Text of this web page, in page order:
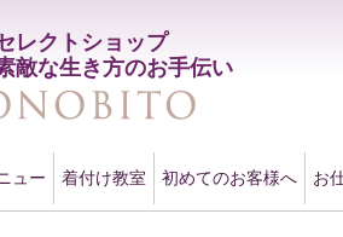
レクトショップ
敵な生き方のお手伝い
ュー 着付け教室 初めてのお客様へ お